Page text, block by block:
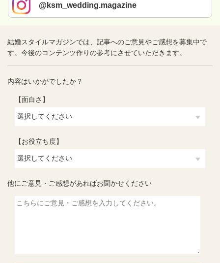
@ksm_wedding.magazine
結婚スタイルマガジンでは、記事へのご意見やご感想を募集中で
す。今後のコンテンツ作りの参考にさせていただきます。
内容はいかがでしたか？
【面白さ】
【お役立ち度】
他にご意見・ご感想があればお聞かせください